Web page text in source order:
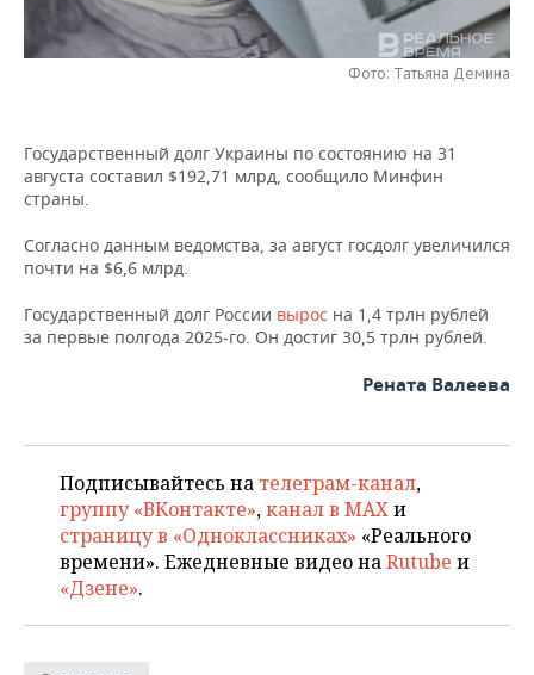
ОПК
ТРАНСПОРТ
НОВОСТИ МЕРОПРИЯТИЙ
ONLINE-КОНФЕРЕНЦИИ
ОТКРЫТАЯ ЛЕКЦИЯ
СПОРТ
ХОККЕЙ
БАСКЕТБОЛ
КИБЕРСПОРТ
ХОККЕЙ С МЯЧОМ
ВЛАСТЬ
ИНФРАСТРУКТУРА
КУЛЬТУРА
ПРОИСШЕСТВИЯ
СЮЖЕТЫ
СПРАВОЧНИК
СПИСОК КОМПАНИЙ
Фото: Татьяна Демина
Государственный долг Украины по состоянию на 31
августа составил $192,71 млрд, сообщило Минфин
страны.
Согласно данным ведомства, за август госдолг увеличился
почти на $6,6 млрд.
Государственный долг России вырос на 1,4 трлн рублей
за первые полгода 2025-го. Он достиг 30,5 трлн рублей.
Рената Валеева
Подписывайтесь на телеграм-канал,
группу «ВКонтакте»,канал в MAXи
страницу в «Одноклассниках» «Реального
времени». Ежедневные видео наRutube и
«Дзене».